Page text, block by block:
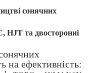
сонячних
HJT та двосторонні
на ефективність: